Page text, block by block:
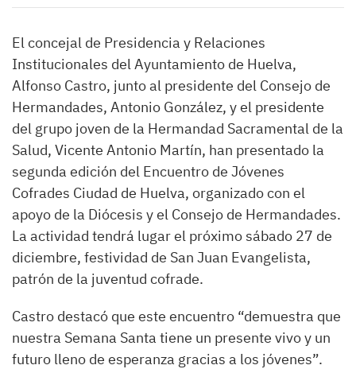
El concejal de Presidencia y Relaciones
Institucionales del Ayuntamiento de Huelva,
Alfonso Castro, junto al presidente del Consejo de
Hermandades, Antonio González, y el presidente
del grupo joven de la Hermandad Sacramental de la
Salud, Vicente Antonio Martín, han presentado la
segunda edición del Encuentro de Jóvenes
Cofrades Ciudad de Huelva, organizado con el
apoyo de la Diócesis y el Consejo de Hermandades.
La actividad tendrá lugar el próximo sábado 27 de
diciembre, festividad de San Juan Evangelista,
patrón de la juventud cofrade.
Castro destacó que este encuentro “demuestra que
nuestra Semana Santa tiene un presente vivo y un
futuro lleno de esperanza gracias a los jóvenes”.